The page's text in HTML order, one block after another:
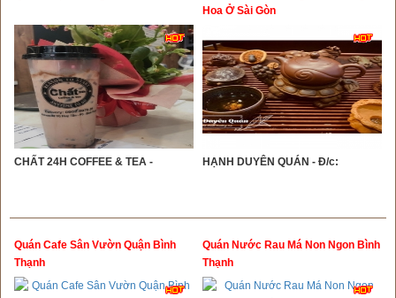
CHẤT 24H COFFEE & TEA -
Hoa Ở Sài Gòn
HẠNH DUYÊN QUÁN - Đ/c:
Quán Cafe Sân Vườn Quận Bình
Thạnh
Quán Nước Rau Má Non Ngon Bình
Thạnh